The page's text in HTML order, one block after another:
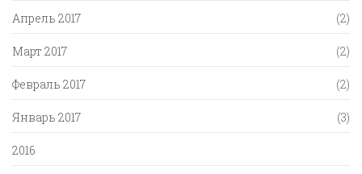
Апрель 2017 (2)
Март 2017 (2)
Февраль 2017 (2)
Январь 2017 (3)
2016